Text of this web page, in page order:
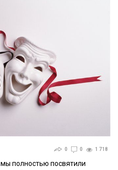
0 0 1 718
мы полностью посвятили